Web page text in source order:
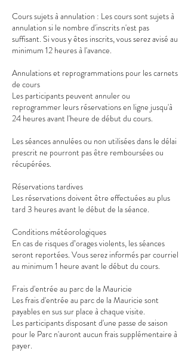
Cours sujets à annulation : Les cours sont sujets à
annulation si le nombre d'inscrits n'est pas
suffisant. Si vous y êtes inscrits, vous serez avisé au
minimum 12 heures à l'avance.
Annulations et reprogrammations pour les carnets
de cours
Les participants peuvent annuler ou
reprogrammer leurs réservations en ligne jusqu'à
24 heures avant l'heure de début du cours.
Les séances annulées ou non utilisées dans le délai
prescrit ne pourront pas être remboursées ou
récupérées.
Réservations tardives
Les réservations doivent être effectuées au plus
tard 3 heures avant le début de la séance.
Conditions météorologiques
En cas de risques d’orages violents, les séances
seront reportées. Vous serez informés par courriel
au minimum 1 heure avant le début du cours.
Frais d'entrée au parc de la Mauricie
Les frais d'entrée au parc de la Mauricie sont
payables en sus sur place à chaque visite.
Les participants disposant d'une passe de saison
pour le Parc n'auront aucun frais supplémentaire à
payer.